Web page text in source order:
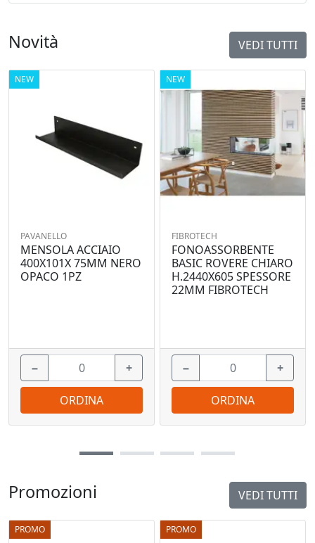
Promozioni VEDI TUTTI
PROMO PROMO
Novità VEDI TUTTI
NEW
PAVANELLO
MENSOLA ACCIAIO
400X101X 75MM NERO
OPACO 1PZ
− +
ORDINA
NEW
FIBROTECH
FONOASSORBENTE
BASIC ROVERE CHIARO
H.2440X605 SPESSORE
22MM FIBROTECH
− +
ORDINA